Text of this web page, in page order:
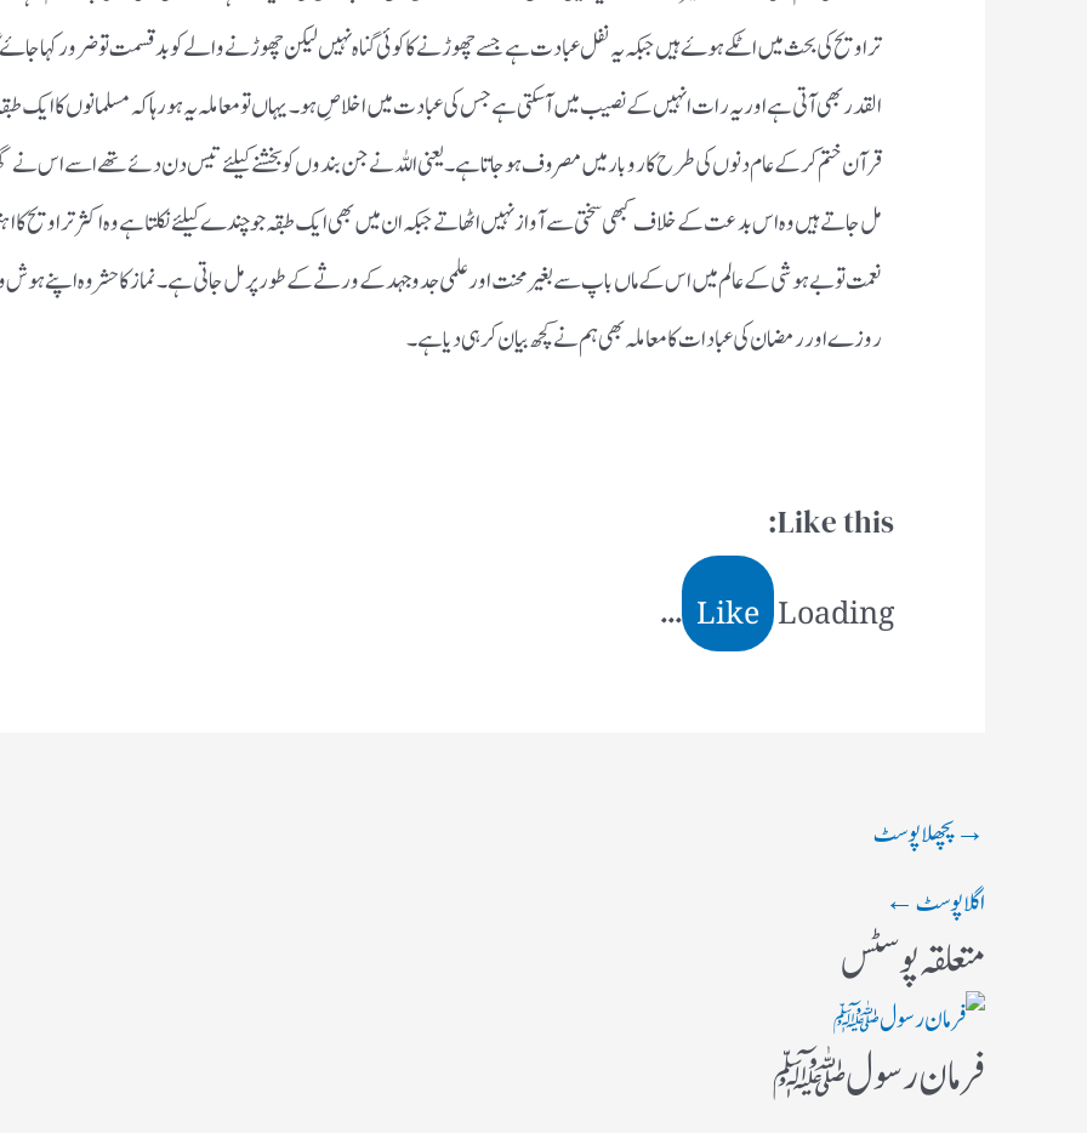
تراویح کی بحث میں اٹکے ہوۓ ہیں جبکہ یہ نفل عبادت ہے جسے چھوڑنے کا کوئی گناہ نہیں لیکن چھوڑنے والے کو بدقسمت تو ضرور کہا
القدر بھی آتی ہے اور یہ رات انہیں کے نصیب میں آ سکتی ہے جس کی عبادت میں اخلاصِ ہو ۔یہاں تو معاملہ یہ ہو رہا کہ مسلمانوں کا ایک
قرآن ختم کر کے عام دنوں کی طرح کاروبار میں مصروف ہو جاتا ہے ۔یعنی اللہ نے جن بندوں کو بخشنے کیلئے تیس دن دئے تھے اسے اس نے
مل جاتے ہیں وہ اس بدعت کے خلاف کبھی سختی سے آواز نہیں اٹھاتے جبکہ ان میں بھی ایک طبقہ جو چندے کیلئے نکلتا ہے وہ اکثر تراویح کا
نعمت تو بے ہوشی کے عالم میں اس کے ماں باپ سے بغیر محنت اور علمی جدوجہد کے ورثے کے طور پر مل جاتی ہے ۔نماز کا حشر وہ اپنے
روزے اور رمضان کی عبادات کا معاملہ بھی ہم نے کچھ بیان کر ہی دیا ہے ۔
Like this:
Like Loading...
→پچھلا پوسٹ
اگلا پوسٹ←
متعلقہ پوسٹس
فرمان رسولﷺ